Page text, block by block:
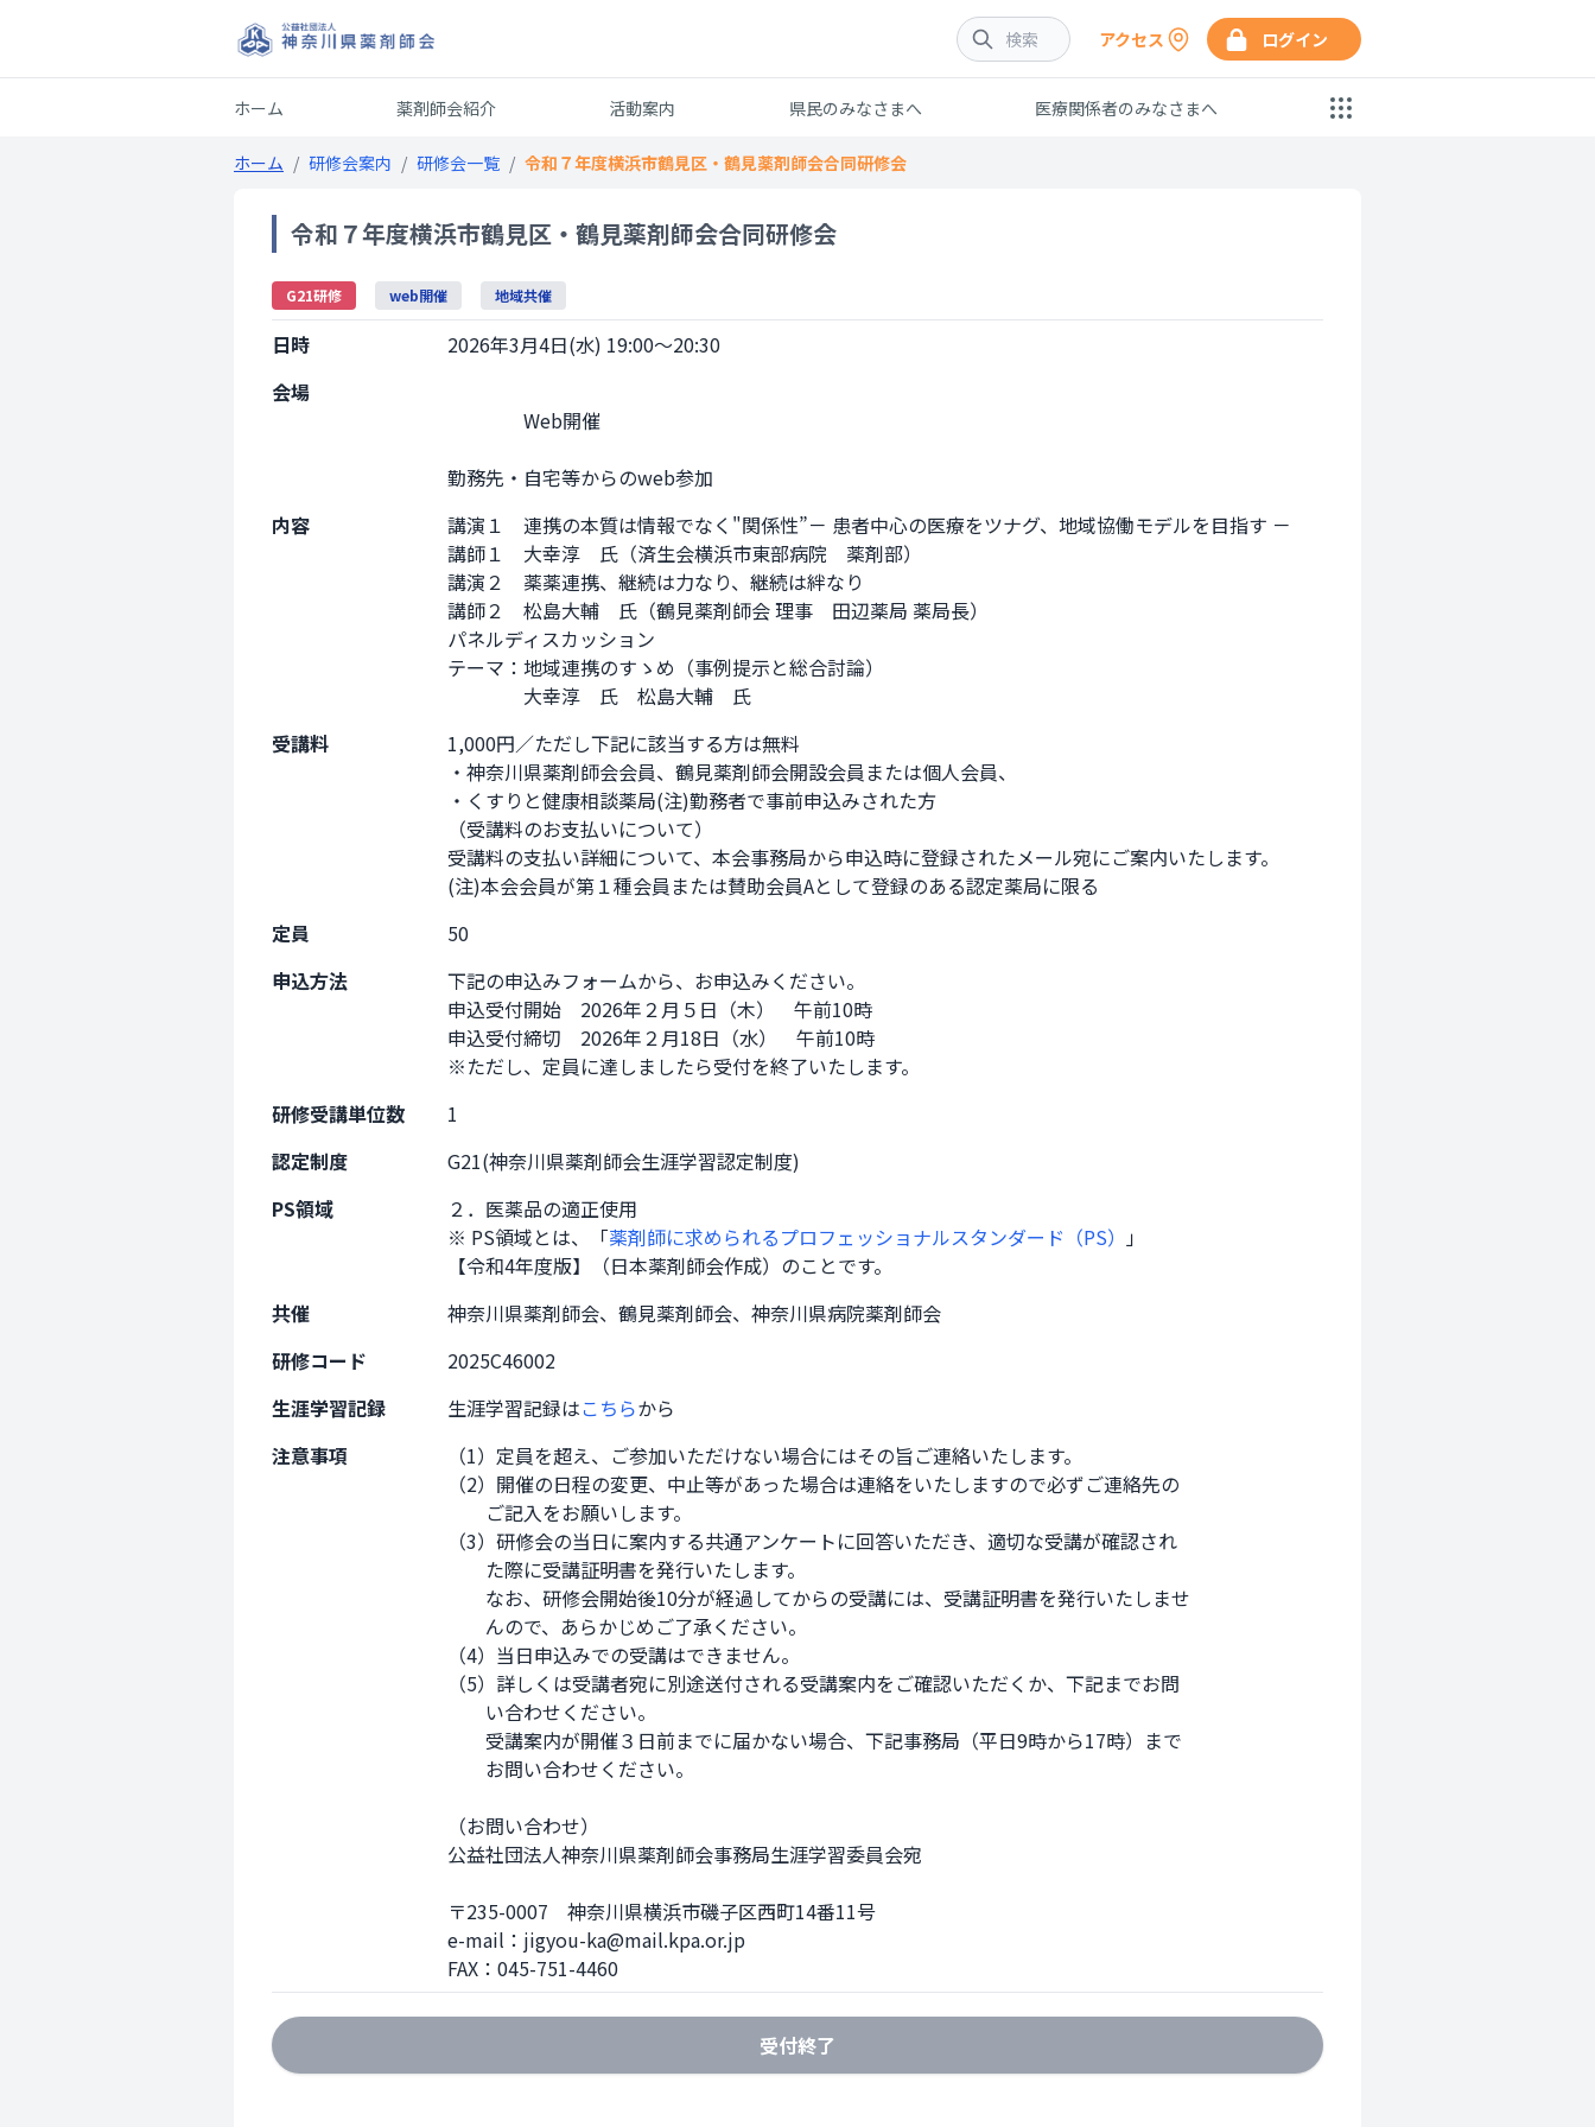
アクセス ログイン
ホーム 薬剤師会紹介 活動案内 県民のみなさまへ 医療関係者のみなさまへ
ホーム / 研修会案内 / 研修会一覧 / 令和７年度横浜市鶴見区・鶴見薬剤師会合同研修会
令和７年度横浜市鶴見区・鶴見薬剤師会合同研修会
G21研修 web開催 地域共催
日時
2026年3月4日(水) 19:00～20:30
会場
勤務先・自宅等からのweb参加
内容
講演１　連携の本質は情報でなく"関係性”－ 患者中心の医療をツナグ、地域協働モデルを目指す －
講師１　大幸淳　氏（済生会横浜市東部病院　薬剤部）
講演２　薬薬連携、継続は力なり、継続は絆なり
講師２　松島大輔　氏（鶴見薬剤師会 理事　田辺薬局 薬局長）
パネルディスカッション
テーマ：地域連携のすゝめ（事例提示と総合討論）
大幸淳　氏　松島大輔　氏
受講料
1,000円／ただし下記に該当する方は無料
・神奈川県薬剤師会会員、鶴見薬剤師会開設会員または個人会員、
・くすりと健康相談薬局(注)勤務者で事前申込みされた方
（受講料のお支払いについて）
受講料の支払い詳細について、本会事務局から申込時に登録されたメール宛にご案内いたします。
(注)本会会員が第１種会員または賛助会員Aとして登録のある認定薬局に限る
定員
50
申込方法
下記の申込みフォームから、お申込みください。
申込受付開始　2026年２月５日（木）　午前10時
申込受付締切　2026年２月18日（水）　午前10時
※ただし、定員に達しましたら受付を終了いたします。
研修受講単位数
1
認定制度
G21(神奈川県薬剤師会生涯学習認定制度)
PS領域
２．医薬品の適正使用
※ PS領域とは、「薬剤師に求められるプロフェッショナルスタンダード（PS） 」
【令和4年度版】（日本薬剤師会作成）のことです。
共催
神奈川県薬剤師会、鶴見薬剤師会、神奈川県病院薬剤師会
研修コード
2025C46002
生涯学習記録
生涯学習記録はこちらから
注意事項
（1）定員を超え、ご参加いただけない場合にはその旨ご連絡いたします。
（2）開催の日程の変更、中止等があった場合は連絡をいたしますので必ずご連絡先の
ご記入をお願いします。
（3）研修会の当日に案内する共通アンケートに回答いただき、適切な受講が確認され
た際に受講証明書を発行いたします。
なお、研修会開始後10分が経過してからの受講には、受講証明書を発行いたしませ
んので、あらかじめご了承ください。
（4）当日申込みでの受講はできません。
（5）詳しくは受講者宛に別途送付される受講案内をご確認いただくか、下記までお問
い合わせください。
受講案内が開催３日前までに届かない場合、下記事務局（平日9時から17時）まで
お問い合わせください。
（お問い合わせ）
公益社団法人神奈川県薬剤師会事務局生涯学習委員会宛
〒235-0007　神奈川県横浜市磯子区西町14番11号
e-mail：jigyou-ka@mail.kpa.or.jp
FAX：045-751-4460
受付終了